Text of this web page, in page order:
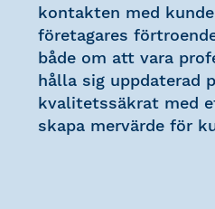
kontakten med
företagares
både om att vara
hålla sig uppdaterad
kvalitetssäkrat med
skapa mervärde för